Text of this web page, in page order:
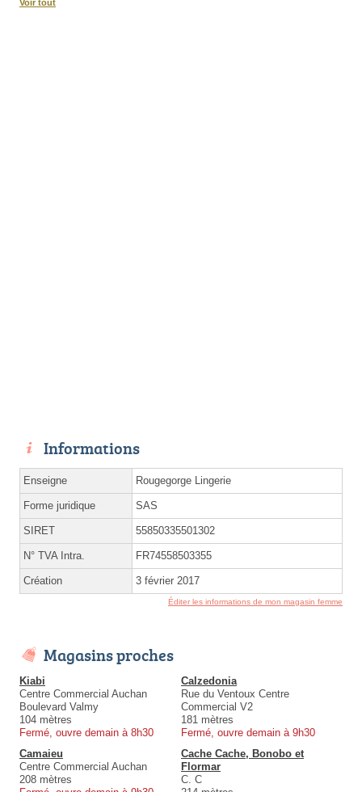
Voir tout
Informations
Enseigne Rougegorge Lingerie
Forme juridique SAS
SIRET 55850335501302
N° TVA Intra. FR74558503355
Création 3 février 2017
Éditer les informations de mon magasin femme
Magasins proches
Kiabi
Centre Commercial Auchan
Boulevard Valmy
104 mètres
Fermé, ouvre demain à 8h30
Calzedonia
Rue du Ventoux Centre
Commercial V2
181 mètres
Fermé, ouvre demain à 9h30
Camaieu
Centre Commercial Auchan
208 mètres
Cache Cache, Bonobo et
Flormar
C. C